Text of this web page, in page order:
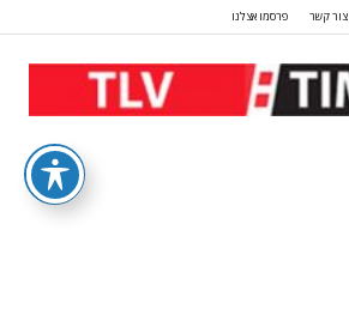
צור קשר פרסמו אצלנו